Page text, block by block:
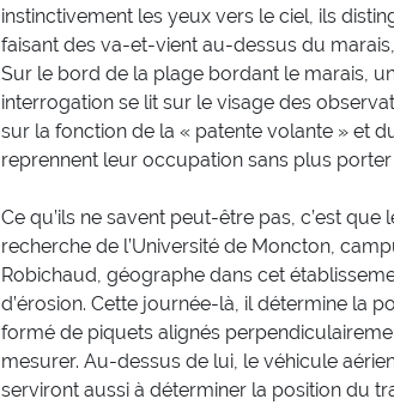
instinctivement les yeux vers le ciel, ils
faisant des va-et-vient au-dessus du
Sur le bord de la plage bordant le marais,
interrogation se lit sur le visage des
sur la fonction de la « patente volante » et
reprennent leur occupation sans plus
Ce qu’ils ne savent peut-être pas, c’est
recherche de l’Université de Moncton,
Robichaud, géographe dans cet
d’érosion. Cette journée-là, il détermine la
formé de piquets alignés
mesurer. Au-dessus de lui, le véhicule
serviront aussi à déterminer la position du